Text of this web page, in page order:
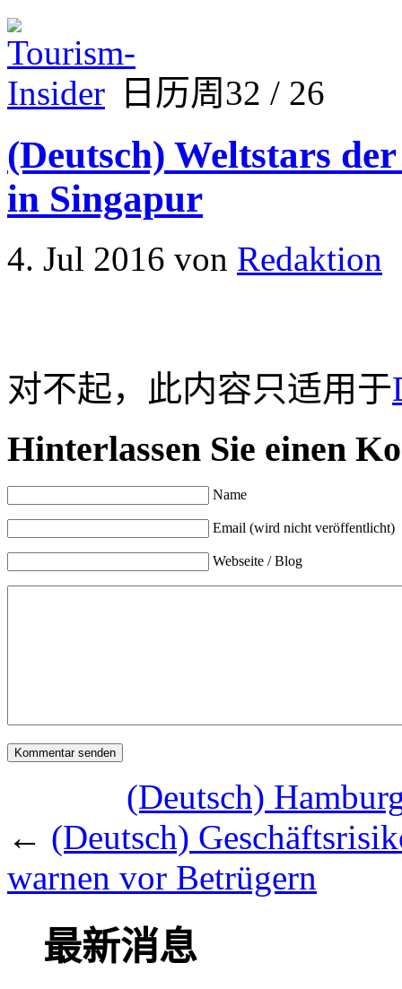
日历周32 / 26
(Deutsch) Weltstars
in Singapur
4. Jul 2016 von Redaktion
对不起，此内容只适用于
Hinterlassen Sie einen
Name
Email (wird nicht veröffentlicht)
Webseite / Blog
(Deutsch)
← (Deutsch)
warnen vor Betrügern
最新消息